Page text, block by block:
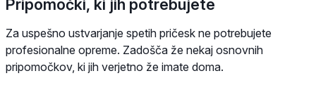
Pripomočki, ki jih potrebujete
Za uspešno ustvarjanje spetih pričesk ne potrebujete
profesionalne opreme. Zadošča že nekaj osnovnih
pripomočkov, ki jih verjetno že imate doma.